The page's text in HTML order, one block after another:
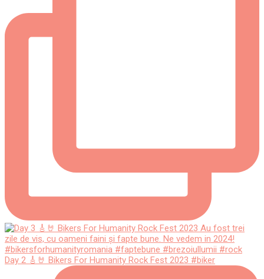
Day 2 🎸🤘 Bikers For Humanity Rock Fest 2023 #biker